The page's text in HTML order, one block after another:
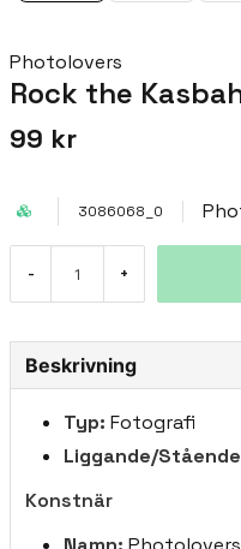
Photolovers
Rock the
99 kr
3086068_0
- +
Beskrivning
Typ: Fotografi
Liggande/
Konstnär